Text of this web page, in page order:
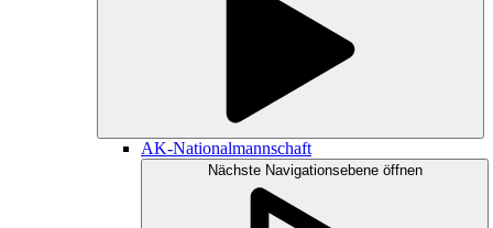
AK-Nationalmannschaft
Nächste Navigationsebene öffnen